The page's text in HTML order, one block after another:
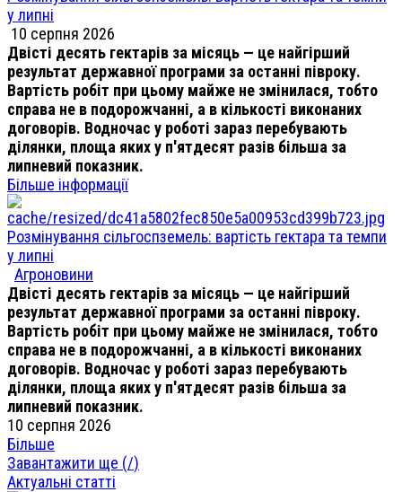
у липні
10 серпня 2026
Двісті десять гектарів за місяць — це найгірший
результат державної програми за останні півроку.
Вартість робіт при цьому майже не змінилася, тобто
справа не в подорожчанні, а в кількості виконаних
договорів. Водночас у роботі зараз перебувають
ділянки, площа яких у п'ятдесят разів більша за
липневий показник.
Більше інформації
Розмінування сільгоспземель: вартість гектара та темпи
у липні
Агроновини
Двісті десять гектарів за місяць — це найгірший
результат державної програми за останні півроку.
Вартість робіт при цьому майже не змінилася, тобто
справа не в подорожчанні, а в кількості виконаних
договорів. Водночас у роботі зараз перебувають
ділянки, площа яких у п'ятдесят разів більша за
липневий показник.
10 серпня 2026
Більше
Завантажити ще (/)
Актуальні статті